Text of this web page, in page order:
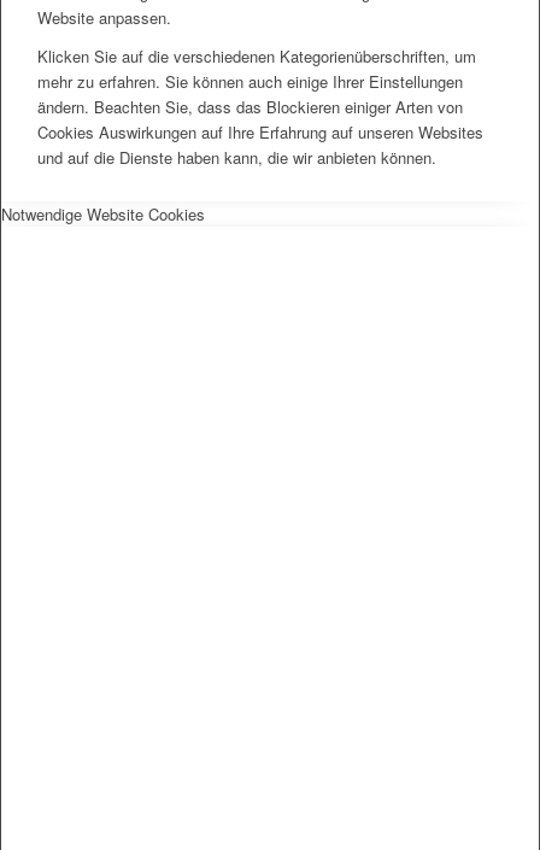
Website anpassen.
Klicken Sie auf die verschiedenen Kategorienüberschriften, um
mehr zu erfahren. Sie können auch einige Ihrer Einstellungen
ändern. Beachten Sie, dass das Blockieren einiger Arten von
Cookies Auswirkungen auf Ihre Erfahrung auf unseren Websites
und auf die Dienste haben kann, die wir anbieten können.
Notwendige Website Cookies